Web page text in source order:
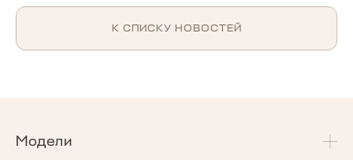
К СПИСКУ НОВОСТЕЙ
Модели